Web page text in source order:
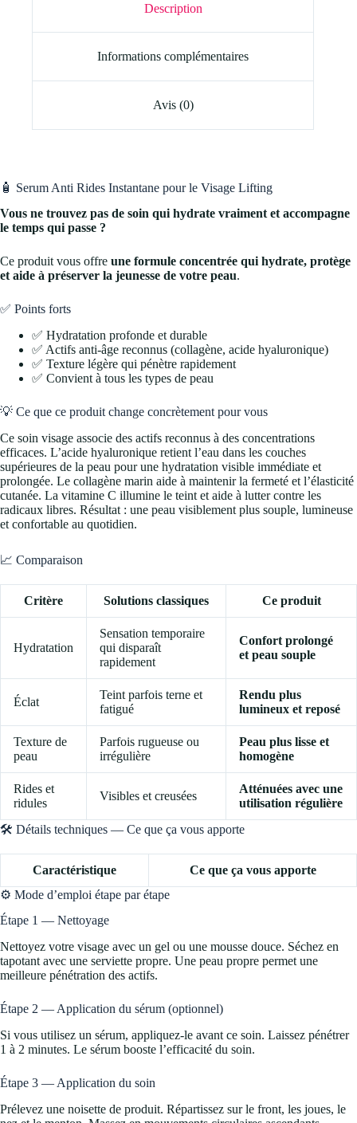
Description
Informations complémentaires
Avis (0)
🧴 Serum Anti Rides Instantane pour le Visage Lifting
Vous ne trouvez pas de soin qui hydrate vraiment et accompagne
le temps qui passe ?
Ce produit vous offre une formule concentrée qui hydrate, protège
et aide à préserver la jeunesse de votre peau.
✅ Points forts
✅ Hydratation profonde et durable
✅ Actifs anti-âge reconnus (collagène, acide hyaluronique)
✅ Texture légère qui pénètre rapidement
✅ Convient à tous les types de peau
💡 Ce que ce produit change concrètement pour vous
Ce soin visage associe des actifs reconnus à des concentrations
efficaces. L’acide hyaluronique retient l’eau dans les couches
supérieures de la peau pour une hydratation visible immédiate et
prolongée. Le collagène marin aide à maintenir la fermeté et l’élasticité
cutanée. La vitamine C illumine le teint et aide à lutter contre les
radicaux libres. Résultat : une peau visiblement plus souple, lumineuse
et confortable au quotidien.
📈 Comparaison
Critère Solutions classiques Ce produit
Hydratation
Sensation temporaire
qui disparaît
rapidement
Confort prolongé
et peau souple
Éclat
Teint parfois terne et
fatigué
Rendu plus
lumineux et reposé
Texture de
peau
Parfois rugueuse ou
irrégulière
Peau plus lisse et
homogène
Rides et
ridules
Visibles et creusées
Atténuées avec une
utilisation régulière
🛠️ Détails techniques — Ce que ça vous apporte
Caractéristique
Ce que ça vous apporte
⚙️ Mode d’emploi étape par étape
Étape 1 — Nettoyage
Nettoyez votre visage avec un gel ou une mousse douce. Séchez en
tapotant avec une serviette propre. Une peau propre permet une
meilleure pénétration des actifs.
Étape 2 — Application du sérum (optionnel)
Si vous utilisez un sérum, appliquez-le avant ce soin. Laissez pénétrer
1 à 2 minutes. Le sérum booste l’efficacité du soin.
Étape 3 — Application du soin
Prélevez une noisette de produit. Répartissez sur le front, les joues, le